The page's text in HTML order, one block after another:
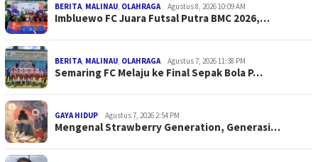
BERITA, MALINAU, OLAHRAGA Agustus 8, 2026 10:09 AM
Imbluewo FC Juara Futsal Putra BMC 2026,…
BERITA, MALINAU, OLAHRAGA Agustus 7, 2026 11:38 PM
Semaring FC Melaju ke Final Sepak Bola P…
GAYA HIDUP Agustus 7, 2026 2:54 PM
Mengenal Strawberry Generation, Generasi…